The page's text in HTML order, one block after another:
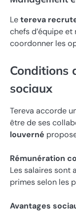
Letereva
chefs d’équipe
coordonner les
Conditions
sociaux
Tereva accorde
être de ses
louverné
Rémunération
Les salaires sont
primes selon les
Avantages